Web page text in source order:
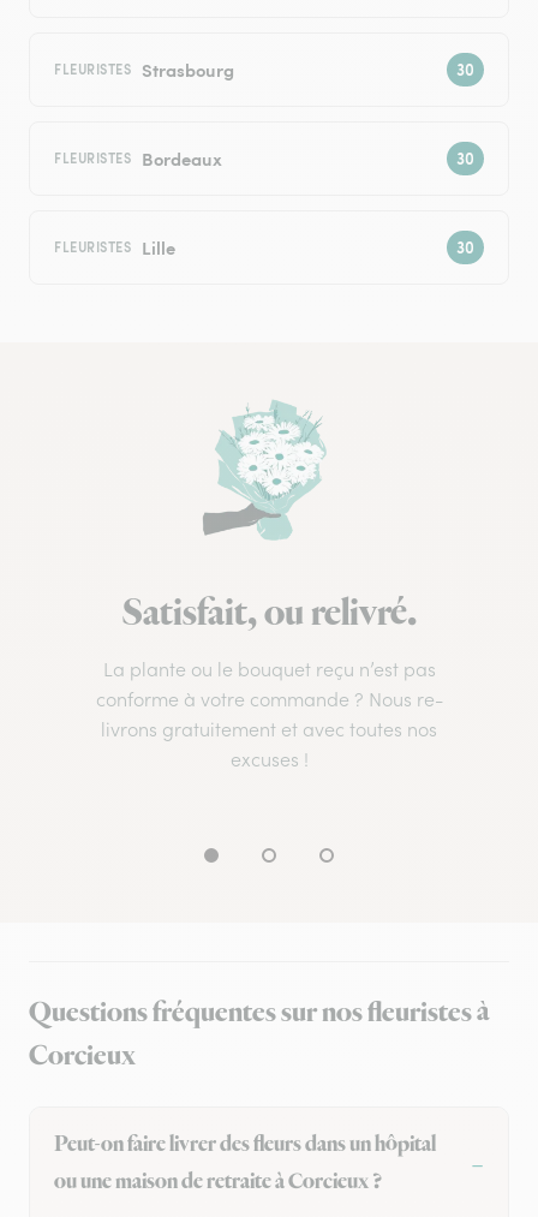
FLEURISTES Strasbourg
FLEURISTES Bordeaux
FLEURISTES Lille
Satisfait, ou relivré.
La plante ou le bouquet reçu n’est pas
conforme à votre commande ? Nous re-
livrons gratuitement et avec toutes nos
excuses !
Questions fréquentes sur nos fleuristes à
Corcieux
Peut-on faire livrer des fleurs dans un hôpital
ou une maison de retraite à Corcieux ?